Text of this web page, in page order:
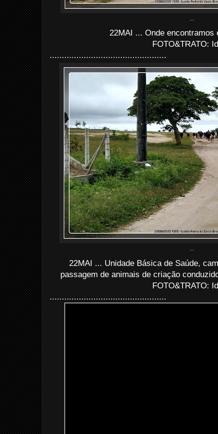
22MAI ... Onde encontramos
FOTO&TRATO:
................................................
22MAI ... Unidade Básica de Saúde,
passagem de animais de criação
FOTO&TRATO:
................................................